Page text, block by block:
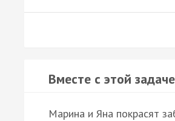
Вместе с этой
Марина и Яна покрасят